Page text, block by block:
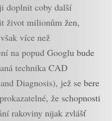
doplnit coby další
život milionům žen,
více než
na popud Googlu bude
technika CAD
Diagnosis), jež se bere
že schopnosti
rakoviny nijak zvlášť